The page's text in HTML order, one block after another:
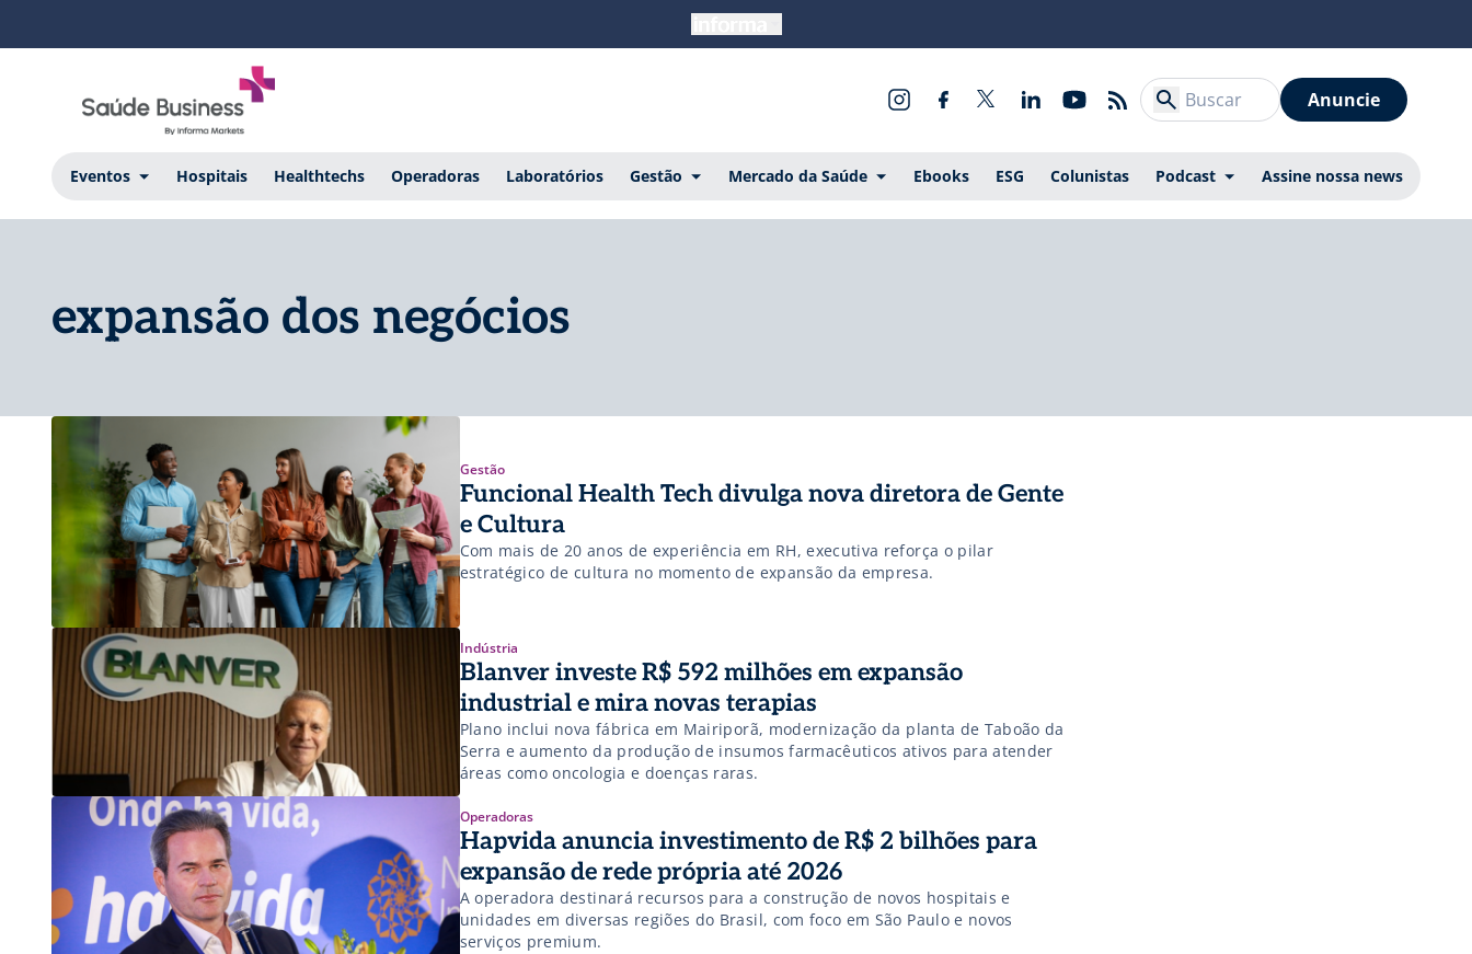
Anuncie
Eventos Hospitais Healthtechs Operadoras Laboratórios Gestão Mercado da Saúde Ebooks ESG Colunistas Podcast Assine nossa news
expansão dos negócios
Gestão
Funcional Health Tech divulga nova diretora de Gente
e Cultura
Com mais de 20 anos de experiência em RH, executiva reforça o pilar
estratégico de cultura no momento de expansão da empresa.
Indústria
Blanver investe R$ 592 milhões em expansão
industrial e mira novas terapias
Plano inclui nova fábrica em Mairiporã, modernização da planta de Taboão da
Serra e aumento da produção de insumos farmacêuticos ativos para atender
áreas como oncologia e doenças raras.
Operadoras
Hapvida anuncia investimento de R$ 2 bilhões para
expansão de rede própria até 2026
A operadora destinará recursos para a construção de novos hospitais e
unidades em diversas regiões do Brasil, com foco em São Paulo e novos
serviços premium.